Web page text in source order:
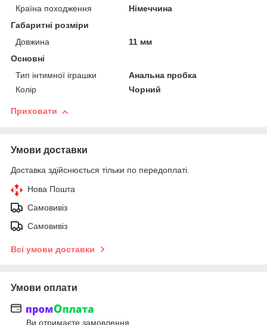
Країна походження
Німеччина
Габаритні розміри
Довжина
11 мм
Основні
Тип інтимної іграшки
Анальна пробка
Колір
Чорний
Приховати
Умови доставки
Доставка здійснюється тільки по передоплаті.
Нова Пошта
Самовивіз
Самовивіз
Всі умови доставки
Умови оплати
Ви отримаєте замовлення